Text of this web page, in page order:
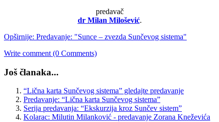
predavač
dr Milan Milošević.
Opširnije: Predavanje: "Sunce – zvezda Sunčevog sistema"
Write comment (0 Comments)
Još članaka...
“Lična karta Sunčevog sistema” gledajte predavanje
Predavanje: “Lična karta Sunčevog sistema”
Serija predavanja: “Ekskurzija kroz Sunčev sistem”
Kolarac: Milutin Milanković - predavanje Zorana Kneževića